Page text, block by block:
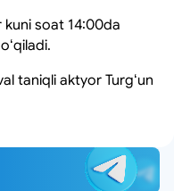
soat 14:00da
taniqli aktyor Turgʻun